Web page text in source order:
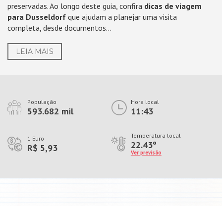
preservadas. Ao longo deste guia, confira dicas de viagem
para Dusseldorf que ajudam a planejar uma visita
completa, desde documentos...
LEIA MAIS
População
593.682 mil
Hora local
11:43
1 Euro
R$ 5,93
Temperatura local
22.43º
Ver previsão